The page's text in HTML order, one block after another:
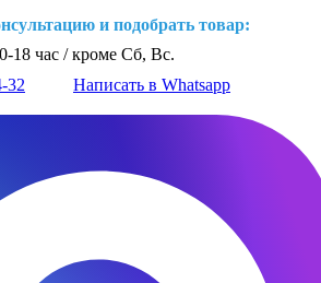
и подобрать товар:
18 час / кроме Сб, Вс.
32
Написать в Whatsapp